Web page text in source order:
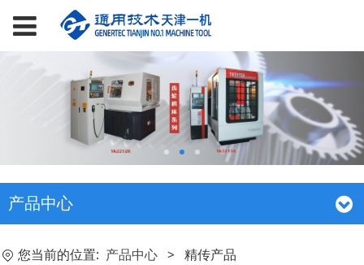
产品中心
您当前的位置: 产品中心 > 精传产品